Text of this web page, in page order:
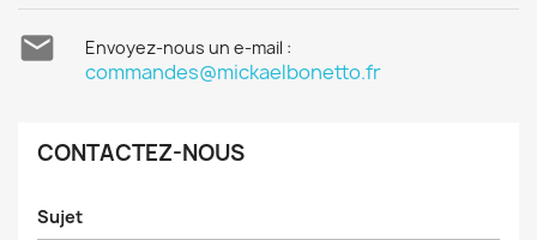
 Envoyez-nous un e-mail :
commandes@mickaelbonetto.fr
CONTACTEZ-NOUS
Sujet